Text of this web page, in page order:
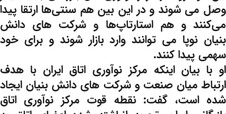
وصل می شوند و در این بین هم سنتی‌ها ارتقا پیدا
می‌کنند و هم استارتاپ‌ها و شرکت های دانش
بنیان نوپا می توانند وارد بازار شوند و برای خود
سهمی پیدا کنند.
او با بیان اینکه مرکز نوآوری اتاق ایران با هدف
ارتباط میان صنعت و شرکت های دانش بنیان ایجاد
شده است، گفت: نقطه قوت مرکز نوآوری اتاق